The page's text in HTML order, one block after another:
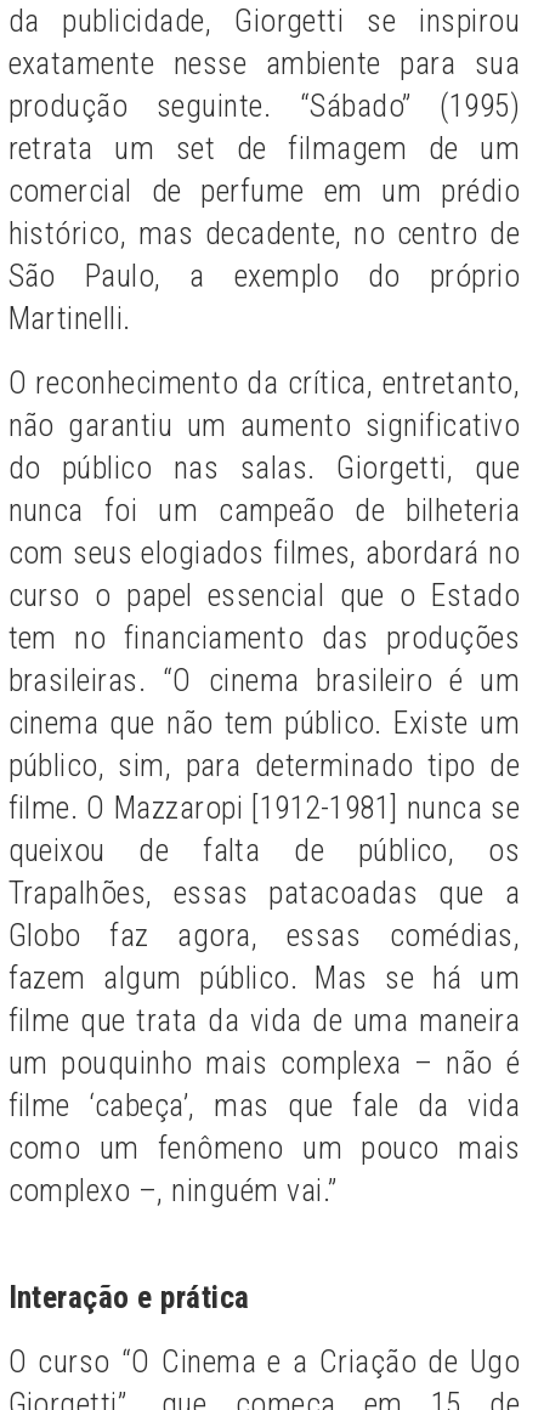
da publicidade, Giorgetti se inspirou
exatamente nesse ambiente para sua
produção seguinte. “Sábado” (1995)
retrata um set de filmagem de um
comercial de perfume em um prédio
histórico, mas decadente, no centro de
São Paulo, a exemplo do próprio
Martinelli.
O reconhecimento da crítica, entretanto,
não garantiu um aumento significativo
do público nas salas. Giorgetti, que
nunca foi um campeão de bilheteria
com seus elogiados filmes, abordará no
curso o papel essencial que o Estado
tem no financiamento das produções
brasileiras. “O cinema brasileiro é um
cinema que não tem público. Existe um
público, sim, para determinado tipo de
filme. O Mazzaropi [1912-1981] nunca se
queixou de falta de público, os
Trapalhões, essas patacoadas que a
Globo faz agora, essas comédias,
fazem algum público. Mas se há um
filme que trata da vida de uma maneira
um pouquinho mais complexa – não é
filme ‘cabeça’, mas que fale da vida
como um fenômeno um pouco mais
complexo –, ninguém vai.”
Interação e prática
O curso “O Cinema e a Criação de Ugo